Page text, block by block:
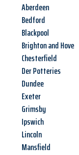
Aberdeen
Bedford
Blackpool
Brighton and Hove
Chesterfield
Der Potteries
Dundee
Exeter
Grimsby
Ipswich
Lincoln
Mansfield